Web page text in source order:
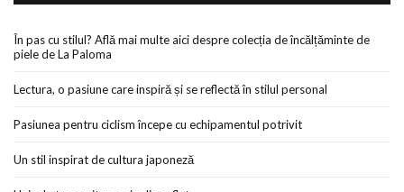
În pas cu stilul? Află mai multe aici despre colecția de încălțăminte de
piele de La Paloma
Lectura, o pasiune care inspiră și se reflectă în stilul personal
Pasiunea pentru ciclism începe cu echipamentul potrivit
Un stil inspirat de cultura japoneză